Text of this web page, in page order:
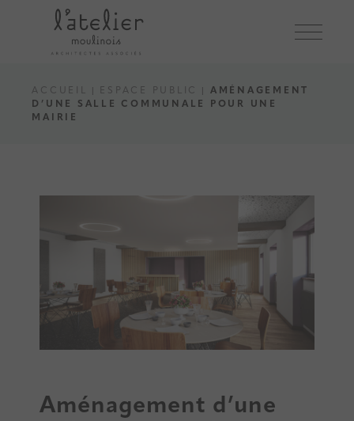
ACCUEIL ESPACE PUBLIC
AMÉNAGEMENT
D’UNE SALLE COMMUNALE POUR UNE
MAIRIE
Aménagement d’une